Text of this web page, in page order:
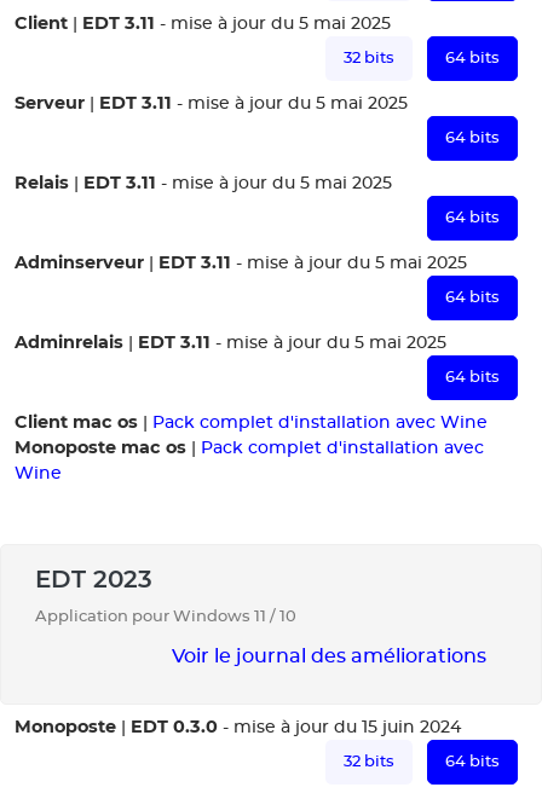
Client EDT 3.11 - mise à jour du 5 mai 2025
32 bits 64 bits
Serveur EDT 3.11 - mise à jour du 5 mai 2025
64 bits
Relais EDT 3.11 - mise à jour du 5 mai 2025
64 bits
Adminserveur EDT 3.11 - mise à jour du 5 mai 2025
64 bits
Adminrelais EDT 3.11 - mise à jour du 5 mai 2025
64 bits
Client mac os Pack complet d'installation avec Wine
Monoposte mac os
Pack complet d'installation avec
Wine
EDT 2023
Application pour Windows 11 / 10
Voir le journal des améliorations
Monoposte EDT 0.3.0 - mise à jour du 15 juin 2024
32 bits 64 bits